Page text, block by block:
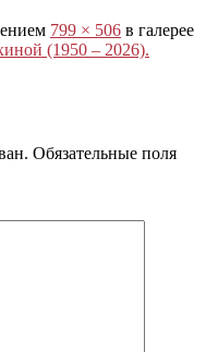
799 × 506 в галерее
(1950 – 2026).
Обязательные поля